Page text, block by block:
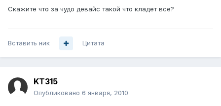
Скажите что за чудо девайс такой что кладет все?
Вставить ник Цитата
KT315
Опубликовано 6 января, 2010